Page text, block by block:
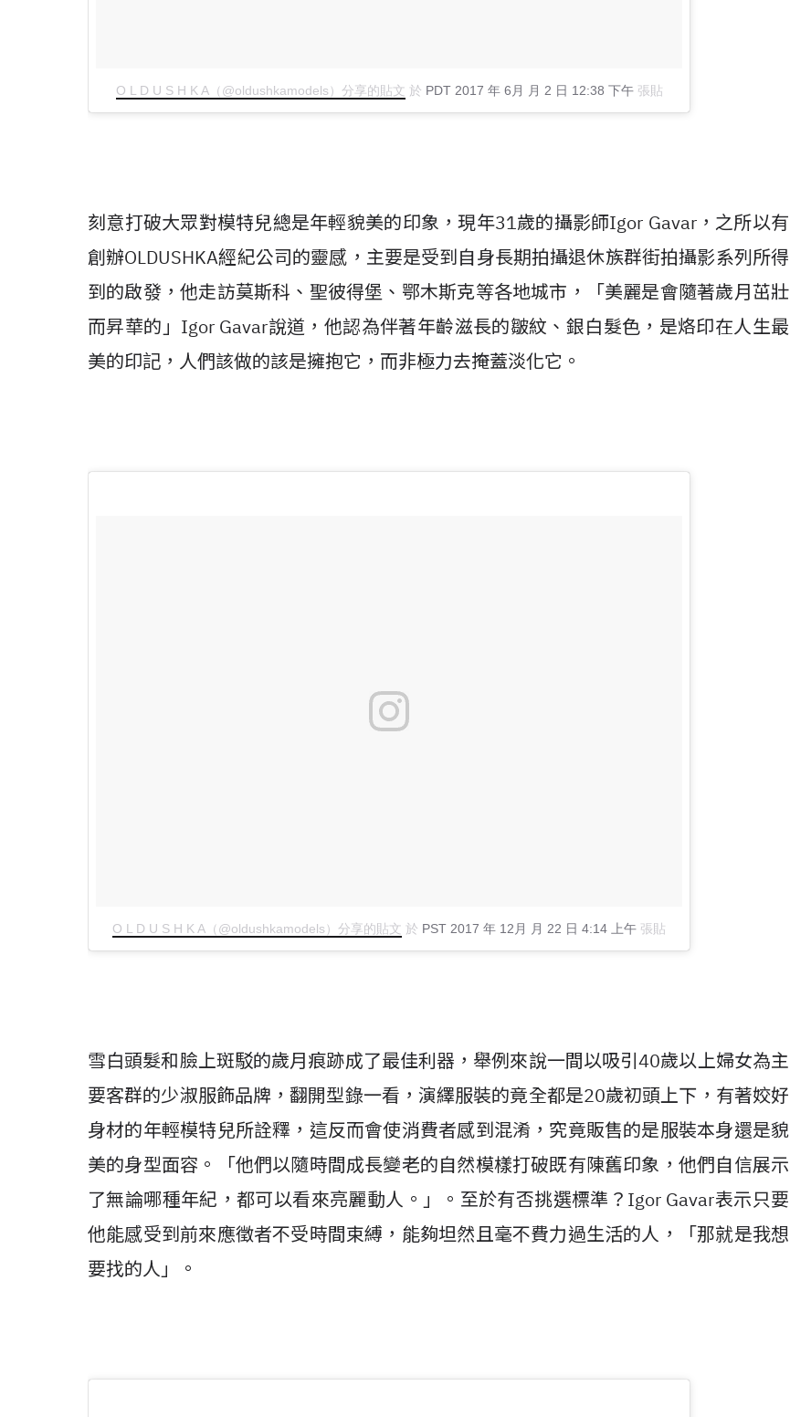
O L D U S H K A（@oldushkamodels）分享的貼文 於 PDT 2017 年 6月 月 2 日 12:38 下午張貼
刻意打破大眾對模特兒總是年輕貌美的印象，現年31歲的攝影師Igor Gavar，之所以有
創辦OLDUSHKA經紀公司的靈感，主要是受到自身長期拍攝退休族群街拍攝影系列所得
到的啟發，他走訪莫斯科、聖彼得堡、鄂木斯克等各地城市，「美麗是會隨著歲月茁壯
而昇華的」Igor Gavar說道，他認為伴著年齡滋長的皺紋、銀白髮色，是烙印在人生最
美的印記，人們該做的該是擁抱它，而非極力去掩蓋淡化它。
O L D U S H K A（@oldushkamodels）分享的貼文 於 PST 2017 年 12月 月 22 日 4:14 上午 張貼
雪白頭髮和臉上斑駁的歲月痕跡成了最佳利器，舉例來說一間以吸引40歲以上婦女為主
要客群的少淑服飾品牌，翻開型錄一看，演繹服裝的竟全都是20歲初頭上下，有著姣好
身材的年輕模特兒所詮釋，這反而會使消費者感到混淆，究竟販售的是服裝本身還是貌
美的身型面容。「他們以隨時間成長變老的自然模樣打破既有陳舊印象，他們自信展示
了無論哪種年紀，都可以看來亮麗動人。」。至於有否挑選標準？Igor Gavar表示只要
他能感受到前來應徵者不受時間束縛，能夠坦然且毫不費力過生活的人，「那就是我想
要找的人」。